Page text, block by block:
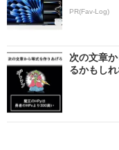
PR(Fav-Log)
次の文章
るかもし